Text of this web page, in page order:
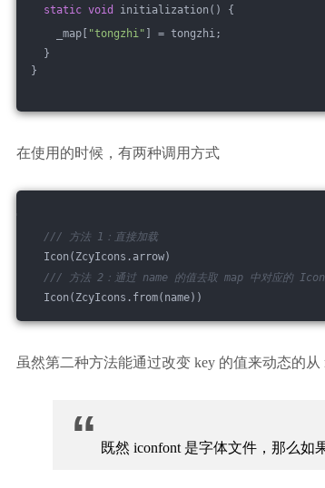
static void
initialization() {
_map[ "tongzhi" ] = tongzhi;
}
}
在使用的时候，有两种调用方式
///
方法 1：直接加载
Icon(ZcyIcons.arrow)
///
方法 2：通过 name 的值去取 map 中对应的
Icon(ZcyIcons.from(name))
虽然第二种方法能通过改变 key 的值来动态的从
“ 既然 iconfont 是字体文件，那么如